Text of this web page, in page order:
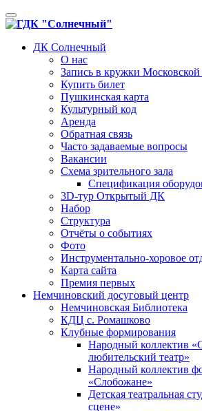
Toggle
navigation
ДК Солнечный
О нас
Запись в кружки Московской
Купить билет
Пушкинская карта
Культурный код
Аренда
Обратная связь
Часто задаваемые вопросы
Вакансии
Схема зрительного зала
Спецификация
3D-тур Открытый ДК
Набор
Структура
Отчёты о событиях
Фото
Инструментально-хоровое
Карта сайта
Премия первых
Немчиновский досуговый центр
Немчиновская Библиотека
КДЦ с. Ромашково
Клубные формирования
Народный коллектив
любительский театр»
Народный коллектив
«Слобожане»
Детская театральная
сцене»